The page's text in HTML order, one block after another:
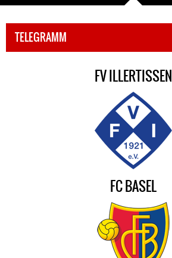
TELEGRAMM
FV ILLERTISSEN
FC BASEL